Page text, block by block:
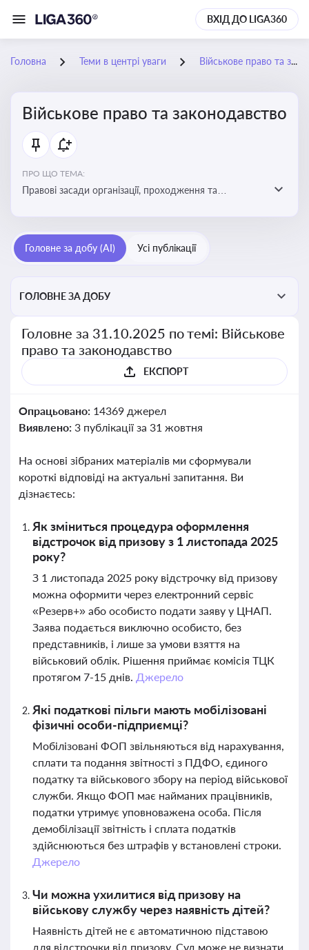
ВХІД ДО LIGA360
Головна Теми в центрі уваги Військове право та законодавство
Військове право та законодавство
ПРО ЩО ТЕМА:
Правові засади організації, проходження та
військовослужбовців у воєнний час
Головне за добу (AI) Усі публікації
ГОЛОВНЕ ЗА ДОБУ
Головне за 31.10.2025 по темі: Військове
право та законодавство
ЕКСПОРТ
Опрацьовано: 14369 джерел
Виявлено: 3 публікації за 31 жовтня
На основі зібраних матеріалів ми сформували
короткі відповіді на актуальні запитання. Ви
дізнаєтесь:
Як зміниться процедура оформлення
відстрочок від призову з 1 листопада 2025
року?
З 1 листопада 2025 року відстрочку від призову
можна оформити через електронний сервіс
«Резерв+» або особисто подати заяву у ЦНАП.
Заява подається виключно особисто, без
представників, і лише за умови взяття на
військовий облік. Рішення приймає комісія ТЦК
протягом 7-15 днів. Джерело
Які податкові пільги мають мобілізовані
фізичні особи-підприємці?
Мобілізовані ФОП звільняються від нарахування,
сплати та подання звітності з ПДФО, єдиного
податку та військового збору на період військової
служби. Якщо ФОП має найманих працівників,
податки утримує уповноважена особа. Після
демобілізації звітність і сплата податків
здійснюються без штрафів у встановлені строки.
Джерело
Чи можна ухилитися від призову на
військову службу через наявність дітей?
Наявність дітей не є автоматичною підставою
для відстрочки від призову. Суд може не визнати